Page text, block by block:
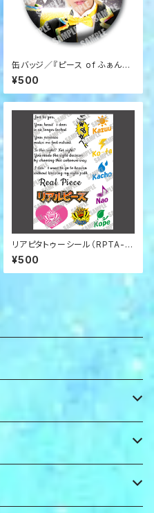
缶バッジ／『ピース of ふぁんた
じぃ♡』衣装2／こーた（RKK-1
3）
¥500
リアピタトゥーシール（RPTA-0
1）
¥500